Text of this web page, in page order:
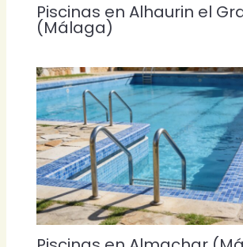
Piscinas en Alhaurin el
(Málaga)